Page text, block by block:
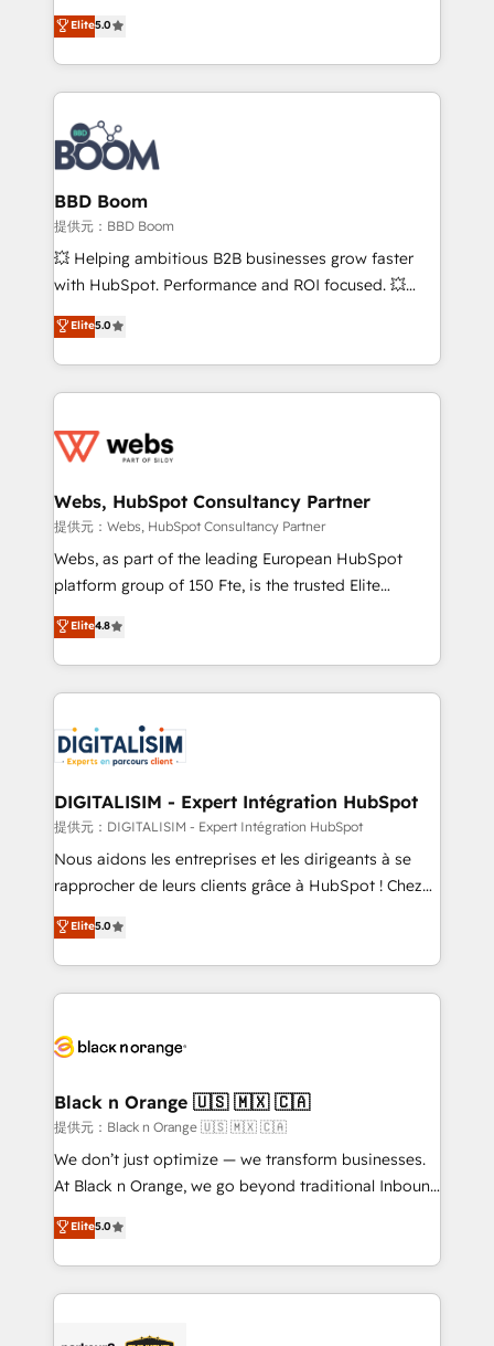
stratégies d'acquisition marketing (SEO, SEA,
inbound, automatisation marketing, ABM, IA,
emailing) Informations clés : - 10 ans d'expérience -
100+ intégrations CRM HubSpot réussies - 40
experts conseil - 150 certifications HubSpot
cumulées
Vonazon turns marketing complexity into
measurable, scalable growth. From onboarding to
enterprise-grade campaigns, our in-house team
builds scalable strategies that drive long-term
revenue. ⚙️ HubSpot Integration & Optimization •
Seamless CRM, CMS, and automation setup •
Complex platform migrations and data cleanups •
Custom APIs and third-party integrations 📈 End-to-
End Revenue Acceleration • Lifecycle marketing and
pipeline growth programs • Sales enablement tools
and CRM optimization • Retention strategies with
Execution • 750+ onboardings and 2,000+
implementations • Deep expertise across marketing,
Elite5.0
BBD Boom
提供元：BBD Boom
💥 Helping ambitious B2B businesses grow faster
with HubSpot. Performance and ROI focused. 💥
BBD Boom is the HubSpot partner that can help you
to HubSpot Better. We work with your teams to
solve all your HubSpot challenges and improve user
adoption, sales process and marketing results.
the first time 🔧 Designing and optimising your
and build using HubSpot 🔌 Integrating HubSpot
with other systems 🎓 Training your teams to be
HubSpot pros 📊 Lead generation services using
HubSpot Why us? - SIX HubSpot Accreditations -
CRM, Solutions Architecture, Onboarding , Data
Migration, Custom Integration & Platform
team of 25+ experts Contact us today to help you
get more from your investment in HubSpot.
Elite5.0
Webs, HubSpot Consultancy Partner
提供元：Webs, HubSpot Consultancy Partner
Webs, as part of the leading European HubSpot
platform group of 150 Fte, is the trusted Elite
HubSpot CRM Partner offering you a roadmap on
maximizing EBITDA and achieving Commercial
Excellence. With our targeted processes, we
strengthen your digital transformation and minimize
Implementation partner, we provide expertise to
drive your business forward. Since 2015 we are fully
dedicated to HubSpot and with an experienced
team (50+), we work with reputable companies in
B2B sectors such as manufacturing, SaaS and
business services. We prepare a customized
impact of your digital transformation, including a
detailed financial rationale with a focus on ROI and
embark on a transformational journey that sets your
business up for long-term success. Unlock your
business. If not now, when?
Elite4.8
DIGITALISIM - Expert Intégration HubSpot
提供元：DIGITALISIM - Expert Intégration HubSpot
Nous aidons les entreprises et les dirigeants à se
rapprocher de leurs clients grâce à HubSpot ! Chez
DIGITALISIM, nous avons l'intime conviction que la
réussite des entreprises passe par l’innovation web,
le marketing digital, et la relation client ! C'est
pourquoi, nos experts sont à la fois capables de
référencement, votre stratégie digitale et le pilotage
projet HubSpot avec DIGITALISIM : 🧽 Nettoyage,
migration et intégration des bases de données. 🚀
Développement des interfaces avec vos logiciels
métiers ⚙️ Configuration de la plateforme HubSpot
Book Process & Guidelines utilisateurs 🎓
Formations des utilisateurs
Elite5.0
Black n Orange 🇺🇸 🇲🇽 🇨🇦
提供元：Black n Orange 🇺🇸 🇲🇽 🇨🇦
We don’t just optimize — we transform businesses.
At Black n Orange, we go beyond traditional Inbound
Marketing with our exclusive methodologies:
BOOMS and BOOST. Together, they form a powerful
combination that has driven success for over 800
businesses worldwide. As Elite HubSpot Partners, we
Elite5.0